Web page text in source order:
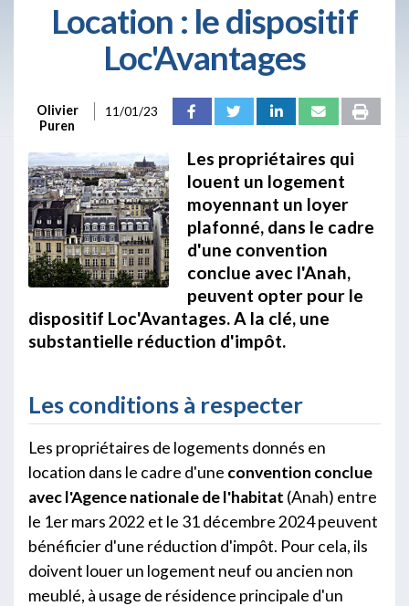
Location : le dispositif
Loc'Avantages
Olivier
Puren
11/01/23
Les propriétaires qui
louent un logement
moyennant un loyer
plafonné, dans le cadre
d'une convention
conclue avec l'Anah,
peuvent opter pour le
dispositif Loc'Avantages. A la clé, une
substantielle réduction d'impôt.
Les conditions à respecter
Les propriétaires de logements donnés en
location dans le cadre d'une convention conclue
avec l'Agence nationale de l'habitat (Anah) entre
le 1er mars 2022 et le 31 décembre 2024 peuvent
bénéficier d'une réduction d'impôt. Pour cela, ils
doivent louer un logement neuf ou ancien non
meublé, à usage de résidence principale d'un